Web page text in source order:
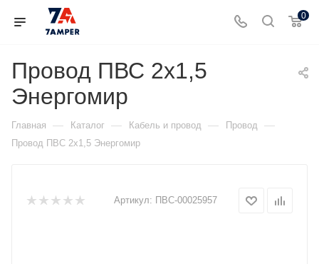
0
Провод ПВС 2х1,5
Энергомир
Главная — Каталог — Кабель и провод — Провод —
Провод ПВС 2х1,5 Энергомир
Артикул: ПВС-00025957